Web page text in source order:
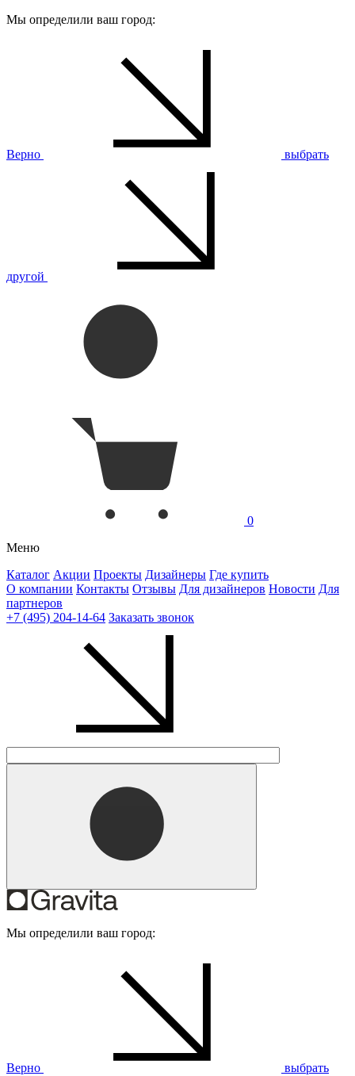
Мы определили ваш город:
Верно выбрать
другой
0
Меню
Каталог Акции Проекты Дизайнеры Где купить
О компании Контакты Отзывы Для дизайнеров Новости Для
партнеров
+7 (495) 204-14-64 Заказать звонок
Мы определили ваш город:
Верно выбрать